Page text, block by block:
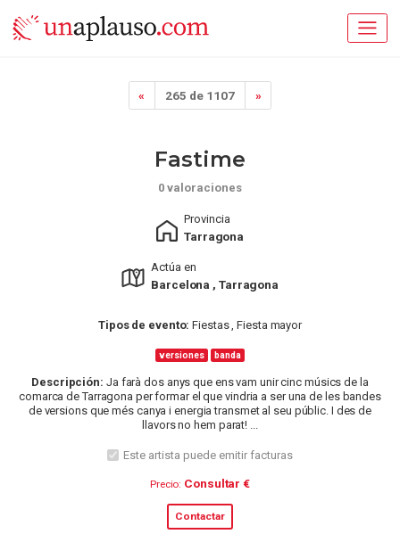
« 265 de 1107 »
Fastime
0 valoraciones
Provincia
Tarragona
Actúa en
Barcelona , Tarragona
Tipos de evento: Fiestas , Fiesta mayor
versiones banda
Descripción: Ja farà dos anys que ens vam unir cinc músics de la
comarca de Tarragona per formar el que vindria a ser una de les bandes
de versions que més canya i energia transmet al seu públic. I des de
llavors no hem parat! ...
Este artista puede emitir facturas
Precio: Consultar €
Contactar